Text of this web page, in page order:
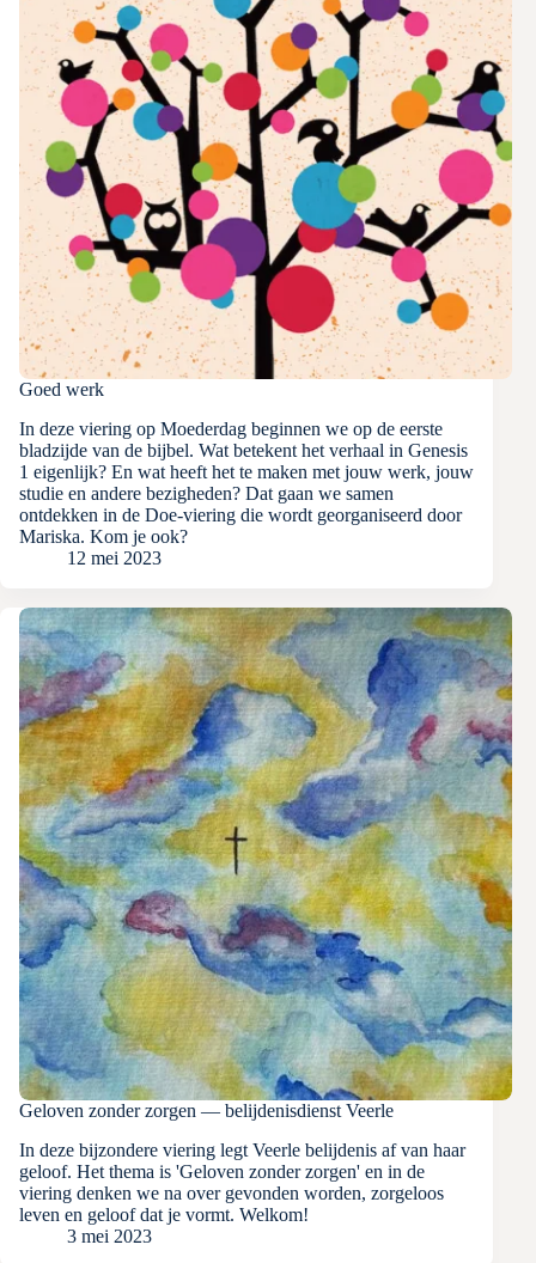
Goed werk
In deze viering op Moederdag beginnen we op de eerste
bladzijde van de bijbel. Wat betekent het verhaal in Genesis
1 eigenlijk? En wat heeft het te maken met jouw werk, jouw
studie en andere bezigheden? Dat gaan we samen
ontdekken in de Doe-viering die wordt georganiseerd door
Mariska. Kom je ook?
12 mei 2023
Geloven zonder zorgen — belijdenisdienst Veerle
In deze bijzondere viering legt Veerle belijdenis af van haar
geloof. Het thema is 'Geloven zonder zorgen' en in de
viering denken we na over gevonden worden, zorgeloos
leven en geloof dat je vormt. Welkom!
3 mei 2023